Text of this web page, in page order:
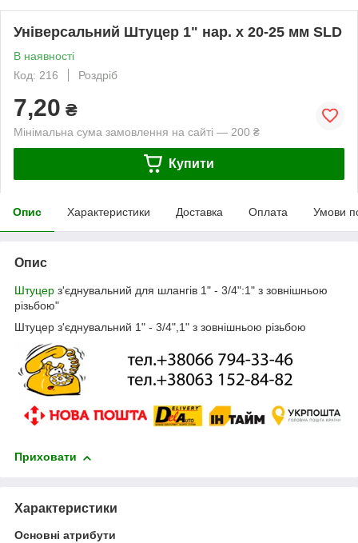
Універсальний Штуцер 1" нар. x 20-25 мм SLD
В наявності
Код: 216
Роздріб
7,20 ₴
Мінімальна сума замовлення на сайті — 200 ₴
Купити
Опис Характеристики Доставка Оплата Умови
Опис
Штуцер з'єднувальний для шлангів 1" - 3/4":1" з зовнішньою
різьбою"
Штуцер з'єднувальний 1" - 3/4",1" з зовнішньою різьбою
Приховати
Характеристики
Основні атрибути